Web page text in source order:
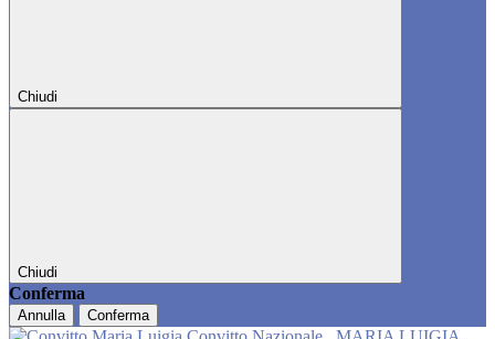
Chiudi
Chiudi
Conferma
Annulla Conferma